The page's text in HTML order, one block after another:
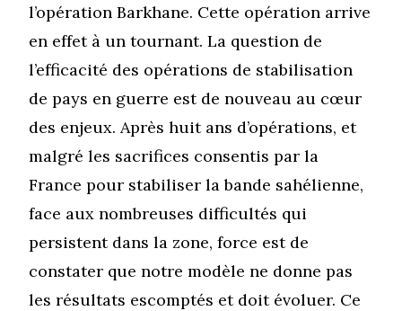
l’opération Barkhane. Cette opération arrive
en effet à un tournant. La question de
l’efficacité des opérations de stabilisation
de pays en guerre est de nouveau au cœur
des enjeux. Après huit ans d’opérations, et
malgré les sacrifices consentis par la
France pour stabiliser la bande sahélienne,
face aux nombreuses difficultés qui
persistent dans la zone, force est de
constater que notre modèle ne donne pas
les résultats escomptés et doit évoluer. Ce